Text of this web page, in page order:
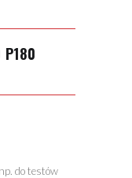
P180
do testów